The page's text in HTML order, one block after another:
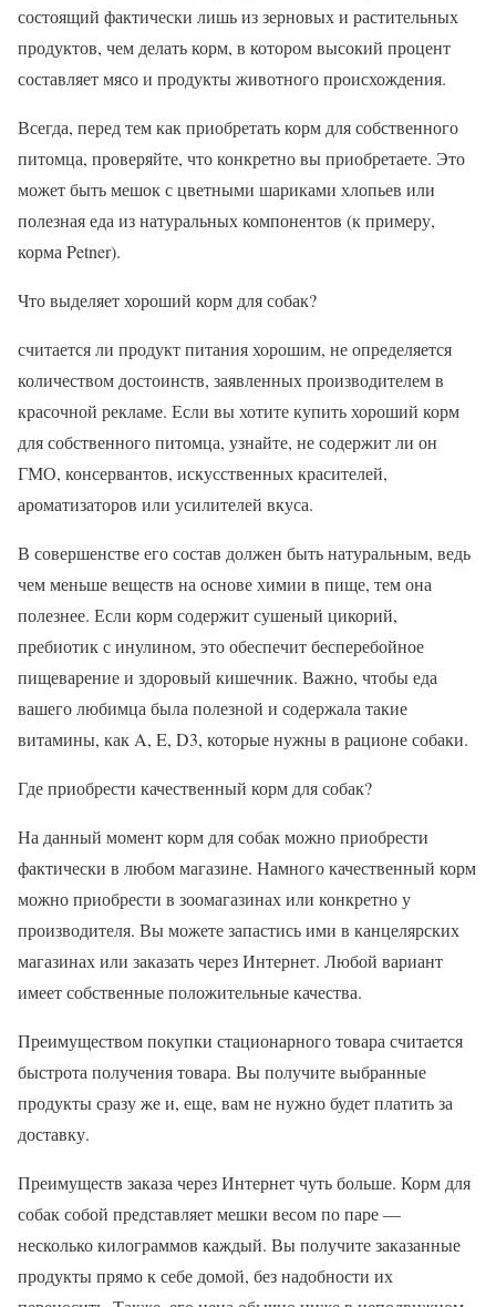
состоящий фактически лишь из зерновых и растительных
продуктов, чем делать корм, в котором высокий процент
составляет мясо и продукты животного происхождения.
Всегда, перед тем как приобретать корм для собственного
питомца, проверяйте, что конкретно вы приобретаете. Это
может быть мешок с цветными шариками хлопьев или
полезная еда из натуральных компонентов (к примеру,
корма Petner).
Что выделяет хороший корм для собак?
считается ли продукт питания хорошим, не определяется
количеством достоинств, заявленных производителем в
красочной рекламе. Если вы хотите купить хороший корм
для собственного питомца, узнайте, не содержит ли он
ГМО, консервантов, искусственных красителей,
ароматизаторов или усилителей вкуса.
В совершенстве его состав должен быть натуральным, ведь
чем меньше веществ на основе химии в пище, тем она
полезнее. Если корм содержит сушеный цикорий,
пребиотик с инулином, это обеспечит бесперебойное
пищеварение и здоровый кишечник. Важно, чтобы еда
вашего любимца была полезной и содержала такие
витамины, как A, E, D3, которые нужны в рационе собаки.
Где приобрести качественный корм для собак?
На данный момент корм для собак можно приобрести
фактически в любом магазине. Намного качественный корм
можно приобрести в зоомагазинах или конкретно у
производителя. Вы можете запастись ими в канцелярских
магазинах или заказать через Интернет. Любой вариант
имеет собственные положительные качества.
Преимуществом покупки стационарного товара считается
быстрота получения товара. Вы получите выбранные
продукты сразу же и, еще, вам не нужно будет платить за
доставку.
Преимуществ заказа через Интернет чуть больше. Корм для
собак собой представляет мешки весом по паре —
несколько килограммов каждый. Вы получите заказанные
продукты прямо к себе домой, без надобности их